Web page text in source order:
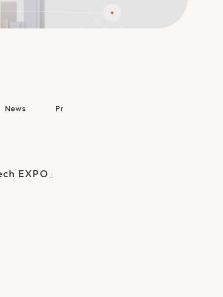
News Press Release
EXPO」